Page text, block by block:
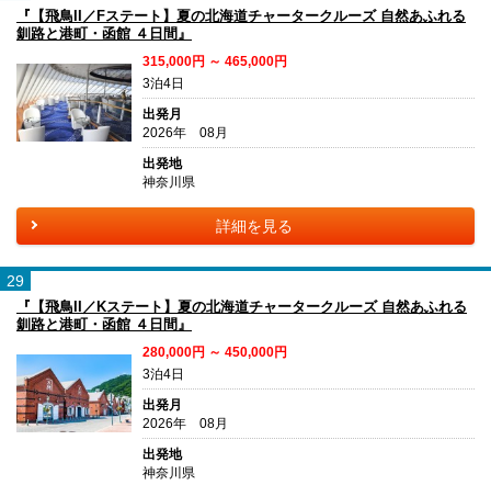
『【飛鳥II／Fステート】夏の北海道チャータークルーズ 自然あふれる
釧路と港町・函館 ４日間』
315,000円 ～ 465,000円
3泊4日
出発月
2026年 08月
出発地
神奈川県
詳細を見る
29
『【飛鳥II／Kステート】夏の北海道チャータークルーズ 自然あふれる
釧路と港町・函館 ４日間』
280,000円 ～ 450,000円
3泊4日
出発月
2026年 08月
出発地
神奈川県